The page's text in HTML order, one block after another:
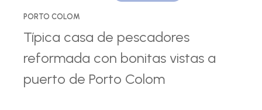
PORTO COLOM
Típica casa de pescadores
reformada con bonitas vistas a
puerto de Porto Colom